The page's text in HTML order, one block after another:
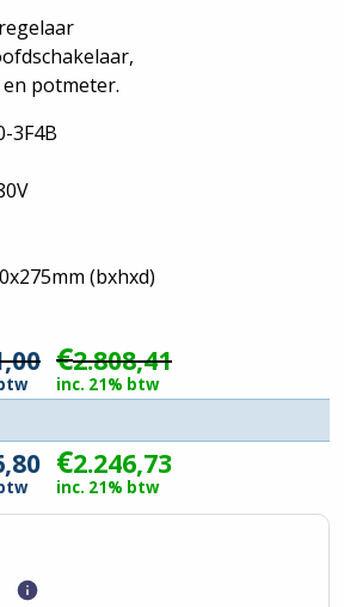
potmeter.
3F4B
(bxhxd)
€2.808,41
inc. 21% btw
€2.246,73
inc. 21% btw